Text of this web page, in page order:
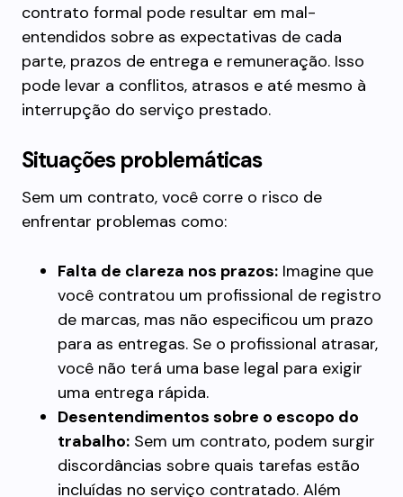
contrato formal pode resultar em mal-
entendidos sobre as expectativas de cada
parte, prazos de entrega e remuneração. Isso
pode levar a conflitos, atrasos e até mesmo à
interrupção do serviço prestado.
Situações problemáticas
Sem um contrato, você corre o risco de
enfrentar problemas como:
Falta de clareza nos prazos: Imagine que
você contratou um profissional de registro
de marcas, mas não especificou um prazo
para as entregas. Se o profissional atrasar,
você não terá uma base legal para exigir
uma entrega rápida.
Desentendimentos sobre o escopo do
trabalho: Sem um contrato, podem surgir
discordâncias sobre quais tarefas estão
incluídas no serviço contratado. Além